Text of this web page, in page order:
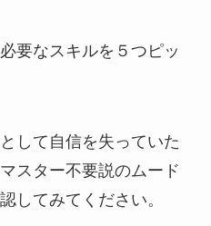
要なスキルを５つピッ
して自信を失っていた
スター不要説のムード
してみてください。